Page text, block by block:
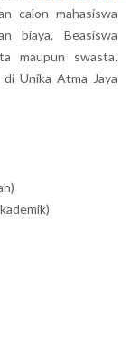
calon mahasiswa
biaya. Beasiswa
maupun swasta.
Unika Atma Jaya